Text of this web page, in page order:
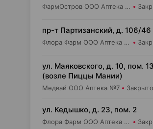
ФармОстров ООО Аптека №7 на Лынькова
пр-т Партизанский, д. 106/46
Флора Фарм ООО Аптека №20
ул. Маяковского, д. 10, пом. 13
(возле Пиццы Мании)
Медвай ООО Аптека №7 Закрыто
ул. Кедышко, д. 23, пом. 2
Флора Фарм ООО Аптека №21